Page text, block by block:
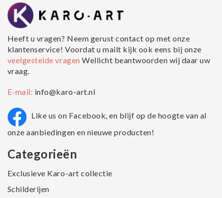
Heeft u vragen? Neem gerust contact op met onze
klantenservice! Voordat u mailt kijk ook eens bij onze
veelgestelde vragenWellicht beantwoorden wij daar uw
vraag.
E-mail: info@karo-art.nl
Like us on Facebook, en blijf op de hoogte van al
onze aanbiedingen en nieuwe producten!
Categorieën
Exclusieve Karo-art collectie
Schilderijen